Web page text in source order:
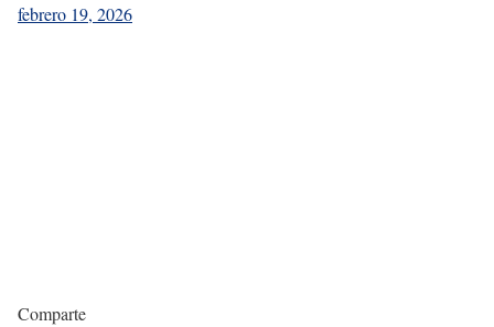
febrero 19, 2026
Comparte